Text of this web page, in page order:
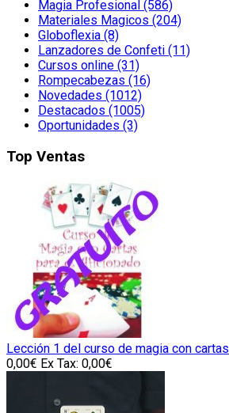
Magia Profesional (586)
Materiales Magicos (204)
Globoflexia (8)
Lanzadores de Confeti (11)
Cursos online (31)
Rompecabezas (16)
Novedades (1012)
Destacados (1005)
Oportunidades (3)
Top Ventas
Lección 1 del curso de magia con cartas
0,00€ Ex Tax: 0,00€